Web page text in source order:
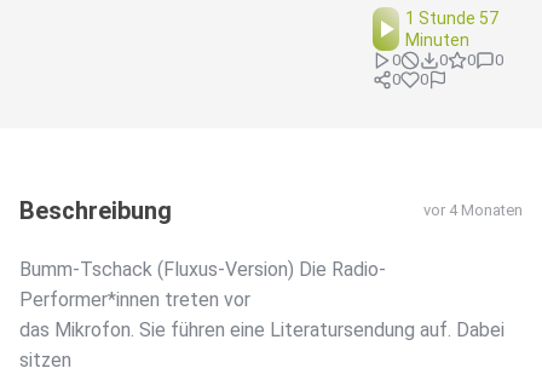
1 Stunde 57
Minuten
0 0 0
0
0
0
Beschreibung vor 4 Monaten
Bumm-Tschack (Fluxus-Version) Die Radio-
Performer*innen treten vor
das Mikrofon. Sie führen eine Literatursendung auf. Dabei
sitzen